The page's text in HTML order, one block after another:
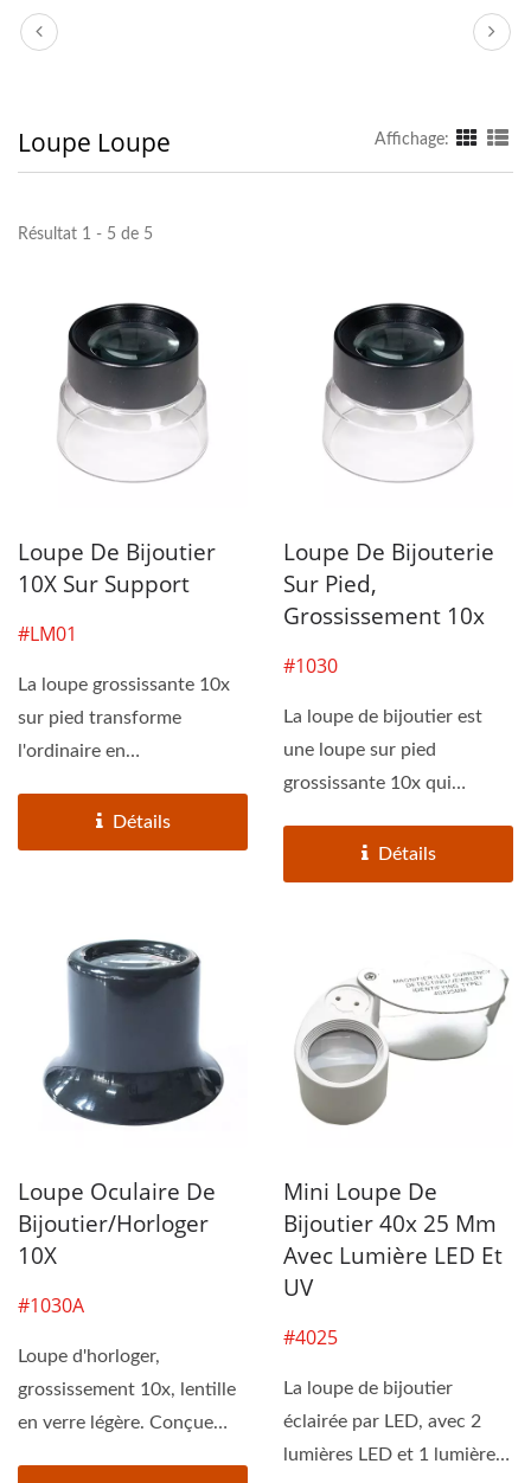
Loupe Loupe Affichage:
Résultat 1 - 5 de 5
Loupe De Bijoutier
10X Sur Support
#LM01
La loupe grossissante 10x
sur pied transforme
l'ordinaire en
grossissante...Détails
Loupe De Bijouterie
Sur Pied,
Grossissement 10x
#1030
La loupe de bijoutier est
une loupe sur pied
grossissante 10x qui
extraordinaire...
Détails
Loupe Oculaire De
Bijoutier/horloger
10X
#1030A
Loupe d'horloger,
grossissement 10x, lentille
en verre légère. Conçue
Mini Loupe De
Bijoutier 40x 25 Mm
Avec Lumière LED Et
UV
#4025
La loupe de bijoutier
éclairée par LED, avec 2
lumières LED et 1 lumière